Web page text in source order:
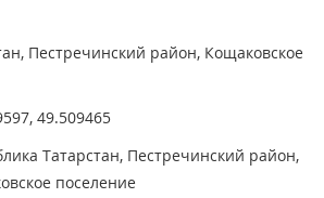
Пестречинский район, Кощаковское
49.509465
Татарстан, Пестречинский район,
поселение